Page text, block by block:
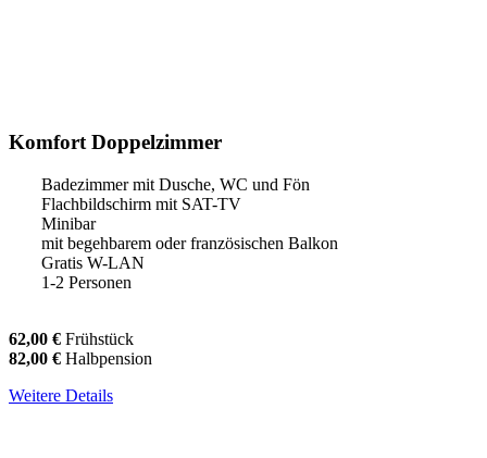
Komfort Doppelzimmer
Badezimmer mit Dusche, WC und Fön
Flachbildschirm mit SAT-TV
Minibar
mit begehbarem oder französischen Balkon
Gratis W-LAN
1-2 Personen
62,00 € Frühstück
82,00 € Halbpension
Weitere Details